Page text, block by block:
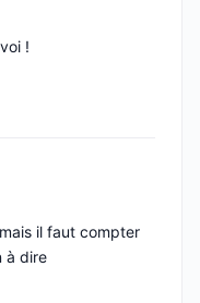
!
il faut compter
à dire